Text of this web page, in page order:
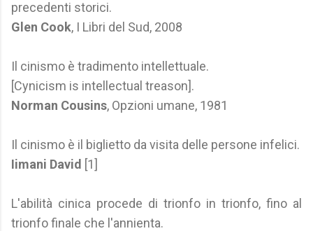
precedenti storici.
Glen Cook, I Libri del Sud, 2008
Il cinismo è tradimento intellettuale.
[Cynicism is intellectual treason].
Norman Cousins, Opzioni umane, 1981
Il cinismo è il biglietto da visita delle persone infelici.
Iimani David [1]
L'abilità cinica procede di trionfo in trionfo, fino al
trionfo finale che l'annienta.